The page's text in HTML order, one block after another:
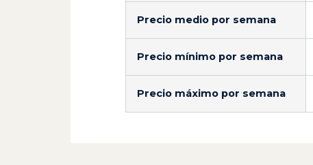
Precio medio por semana
Precio mínimo por semana
Precio máximo por semana